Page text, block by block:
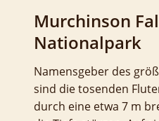
Murchinson
Nationalpark
Namensgeber des
sind die tosenden
durch eine etwa 7 m